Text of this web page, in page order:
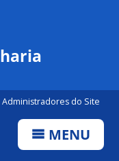
Administradores do Site
MENU